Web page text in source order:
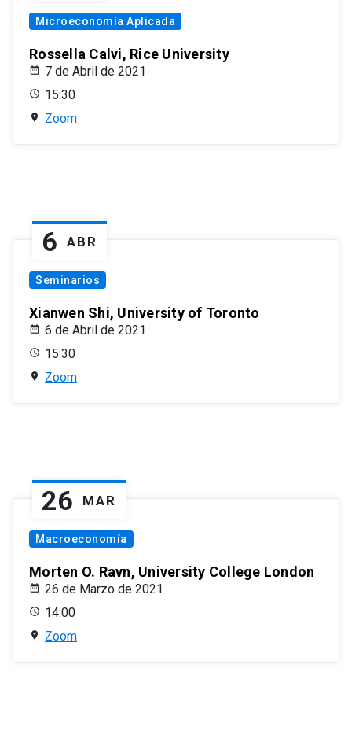
Microeconomía Aplicada
Rossella Calvi, Rice University
7 de Abril de 2021
15:30
Zoom
6 ABR
Seminarios
Xianwen Shi, University of Toronto
6 de Abril de 2021
15:30
Zoom
26 MAR
Macroeconomía
Morten O. Ravn, University College London
26 de Marzo de 2021
14:00
Zoom